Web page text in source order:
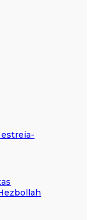
estreia-